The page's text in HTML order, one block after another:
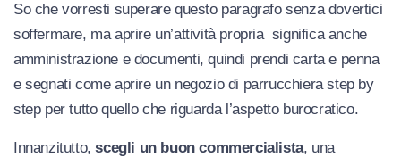
So che vorresti superare questo paragrafo senza dovertici
soffermare, ma aprire un’attività propria significa anche
amministrazione e documenti, quindi prendi carta e penna
e segnati come aprire un negozio di parrucchiera step by
step per tutto quello che riguarda l’aspetto burocratico.
Innanzitutto,scegli un buon commercialista, una